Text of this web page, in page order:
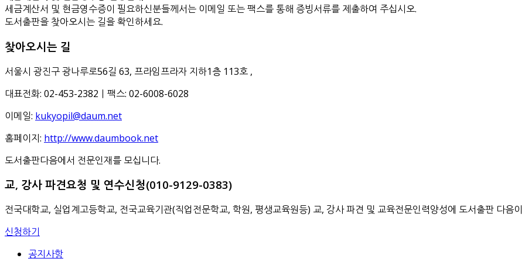
세금계산서 및 현금영수증이 필요하신분들께서는 이메일 또는 팩스를 통해 증빙서류를 제출하여 주십시오.
도서출판을 찾아오시는 길을 확인하세요.
찾아오시는 길
서울시 광진구 광나루로56길 63, 프라임프라자 지하1층 113호 ,
대표전화: 02-453-2382ㅣ팩스: 02-6008-6028
이메일: kukyopil@daum.net
홈페이지: http://www.daumbook.net
도서출판다음에서 전문인재를 모십니다.
교, 강사 파견요청 및 연수신청(010-9129-0383)
전국대학교, 실업계고등학교, 전국교육기관(직업전문학교, 학원, 평생교육원등) 교, 강사 파견 및 교육전문인력양성에 도서출판 다음
신청하기
공지사항